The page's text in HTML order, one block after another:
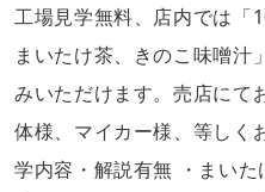
工場見学無料、店内では「
まいたけ茶、きのこ味噌汁
みいただけます。売店にて
体様、マイカー様、等し
学内容・解説有無 ・まい